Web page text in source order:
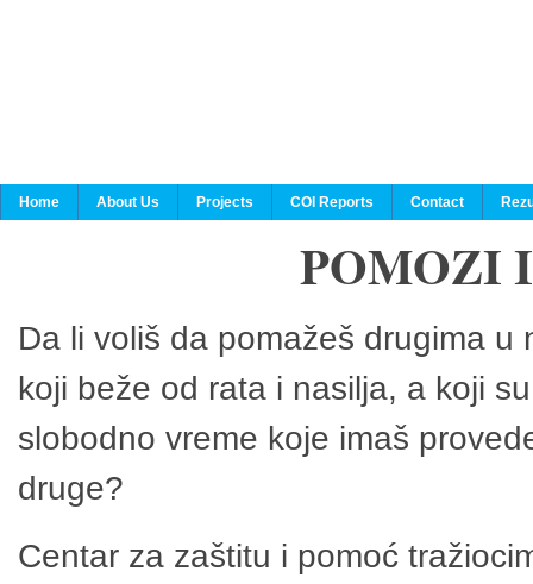
Home About Us Projects COI Reports Contact
POMOZI
Da li voliš da pomažeš drugima
koji beže od rata i nasilja, a koji
slobodno vreme koje imaš
druge?
Centar za zaštitu i pomoć